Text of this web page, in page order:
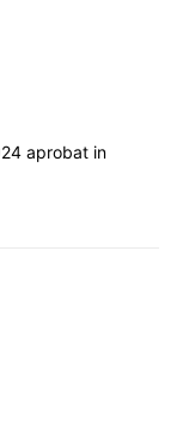
aprobat in